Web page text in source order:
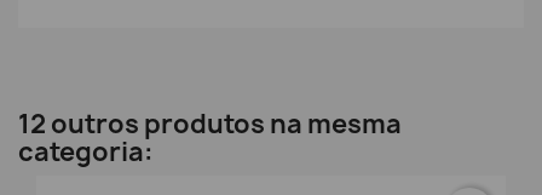
12 outros produtos na mesma
categoria: